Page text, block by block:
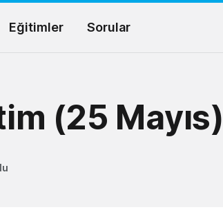
Eğitimler Sorular
(25 Mayıs)